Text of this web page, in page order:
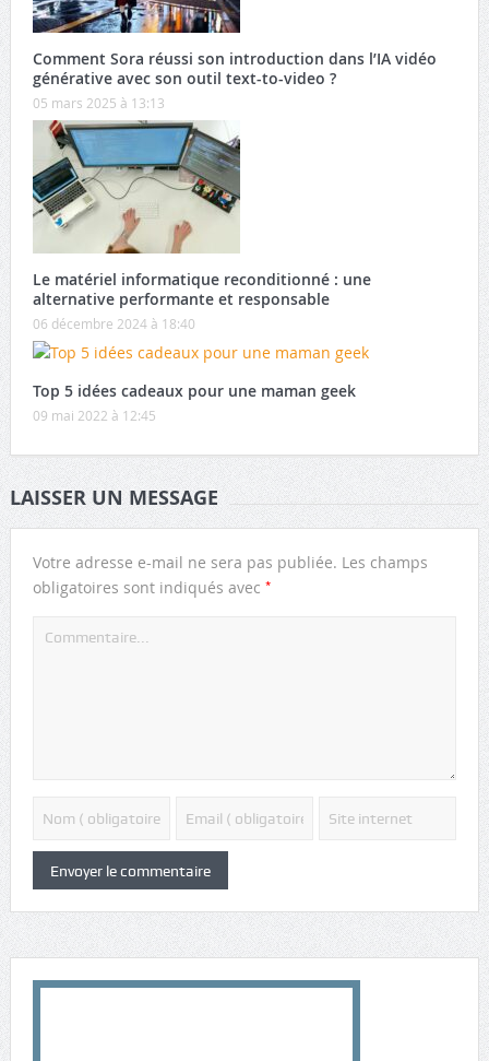
Comment Sora réussi son introduction dans l’IA vidéo
générative avec son outil text-to-video ?
05 mars 2025 à 13:13
Le matériel informatique reconditionné : une
alternative performante et responsable
06 décembre 2024 à 18:40
Top 5 idées cadeaux pour une maman geek
09 mai 2022 à 12:45
LAISSER UN MESSAGE
Votre adresse e-mail ne sera pas publiée. Les champs
obligatoires sont indiqués avec *